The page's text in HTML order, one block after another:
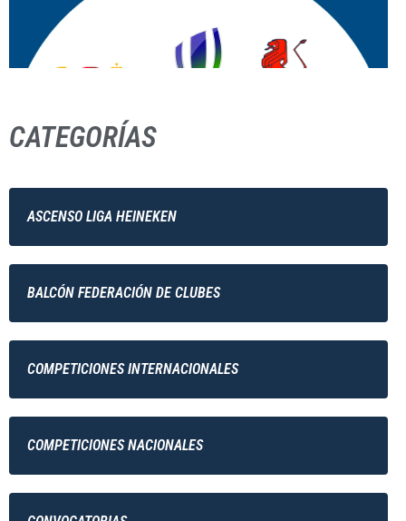
CATEGORÍAS
ASCENSO LIGA HEINEKEN
BALCÓN FEDERACIÓN DE CLUBES
COMPETICIONES INTERNACIONALES
COMPETICIONES NACIONALES